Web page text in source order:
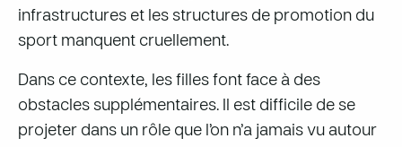
infrastructures et les structures de promotion du
sport manquent cruellement.
Dans ce contexte, les filles font face à des
obstacles supplémentaires. Il est difficile de se
projeter dans un rôle que l’on n’a jamais vu autour